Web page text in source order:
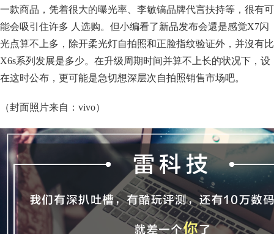
一款商品，凭着很大的曝光率、李敏镐品牌代言扶持等，很有可
能会吸引住许多 人选购。但小编看了新品发布会還是感觉X7闪
光点算不上多，除开柔光灯自拍照和正脸指纹验证外，并沒有比
X6s系列发展是多少。在升级周期时间并算不上长的状况下，设
在这时公布，更可能是急切想深层次自拍照销售市场吧。
（封面照片来自：vivo）